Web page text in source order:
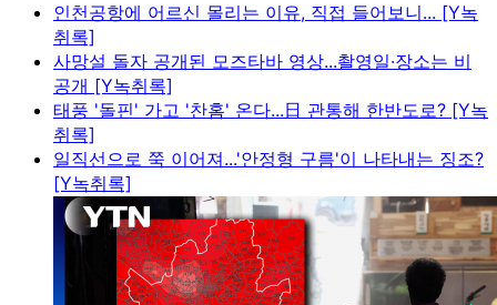
인천공항에 어르신 몰리는 이유, 직접 들어보니... [Y녹
취록]
사망설 돌자 공개된 모즈타바 영상...촬영일·장소는 비
공개 [Y녹취록]
태풍 '돌핀' 가고 '찬홈' 온다...日 관통해 한반도로? [Y녹
취록]
일직선으로 쭉 이어져...'안정형 구름'이 나타내는 징조?
[Y녹취록]